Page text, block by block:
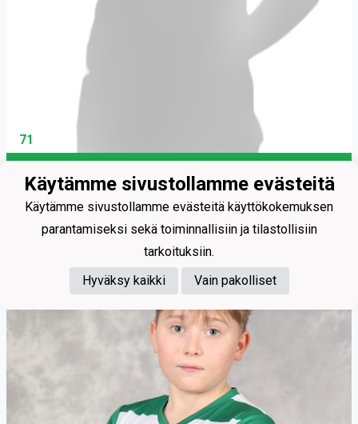
71
Käytämme sivustollamme evästeitä
Käytämme sivustollamme evästeitä käyttökokemuksen
parantamiseksi sekä toiminnallisiin ja tilastollisiin
tarkoituksiin.
Hyväksy kaikki
Vain pakolliset